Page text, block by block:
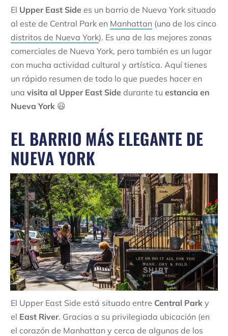
El Upper East Side es un barrio de Nueva York situado
al este de Central Park en Manhattan (uno de los cinco
distritos de Nueva York). Es una de las mejores zonas
comerciales de Nueva York, pero también es un lugar
con mucha actividad cultural y artística. Aquí tienes
un rápido resumen de todo lo que puedes hacer en
una visita al Upper East Side durante tu estancia en
Nueva York 😃
EL BARRIO MÁS ELEGANTE DE
NUEVA YORK
El Upper East Side está situado entre Central Park y
el East River. Gracias a su privilegiada ubicación (en
el corazón de Manhattan y cerca de algunos de los